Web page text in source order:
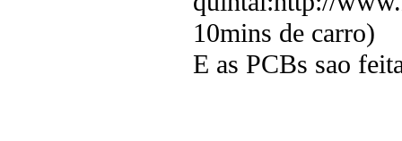
10mins de carro)
E as PCBs sao